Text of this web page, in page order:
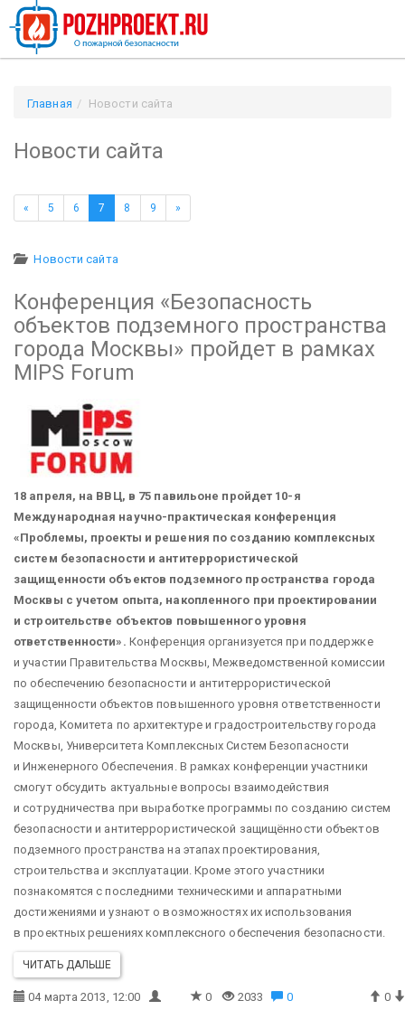
Главная Новости сайта
Новости сайта
« 5 6 7 8 9 »
Новости сайта
Конференция «Безопасность
объектов подземного пространства
города Москвы» пройдет в рамках
MIPS Forum
18 апреля, на ВВЦ, в 75 павильоне пройдет 10-я
Международная научно-практическая конференция
«Проблемы, проекты и решения по созданию комплексных
систем безопасности и антитеррористической
защищенности объектов подземного пространства города
Москвы с учетом опыта, накопленного при проектировании
и строительстве объектов повышенного уровня
ответственности». Конференция организуется при поддержке
и участии Правительства Москвы, Межведомственной комиссии
по обеспечению безопасности и антитеррористической
защищенности объектов повышенного уровня ответственности
города, Комитета по архитектуре и градостроительству города
Москвы, Университета Комплексных Систем Безопасности
и Инженерного Обеспечения. В рамках конференции участники
смогут обсудить актуальные вопросы взаимодействия
и сотрудничества при выработке программы по созданию систем
безопасности и антитеррористической защищённости объектов
подземного пространства на этапах проектирования,
строительства и эксплуатации. Кроме этого участники
познакомятся с последними техническими и аппаратными
достижениями и узнают о возможностях их использования
в проектных решениях комплексного обеспечения безопасности.
ЧИТАТЬ ДАЛЬШЕ
04 марта 2013, 12:00 0 2033 0
0